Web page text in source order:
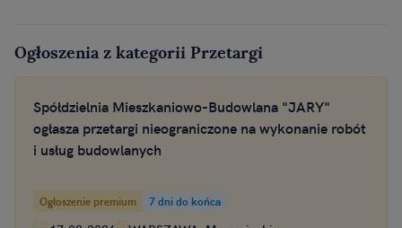
Ogłoszenia z kategorii Przetargi
Spółdzielnia Mieszkaniowo-Budowlana "JARY"
ogłasza przetargi nieograniczone na wykonanie robót
i usług budowlanych
Ogłoszenie premium 7 dni do końca